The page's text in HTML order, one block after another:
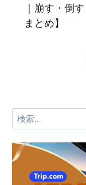
｜崩す・倒
まとめ】
検
索: